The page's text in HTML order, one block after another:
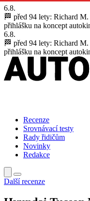
6.8.
🏁 před 94 lety: Richard M.
přihlášku na koncept
6.8.
🏁 před 94 lety: Richard M.
přihlášku na koncept
Recenze
Srovnávací testy
Rady řidičům
Novinky
Redakce
Další recenze